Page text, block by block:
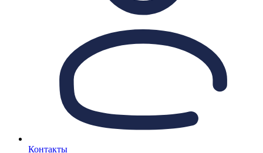
Контакты